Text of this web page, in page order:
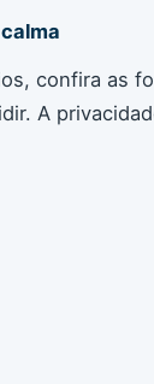
confira as
A